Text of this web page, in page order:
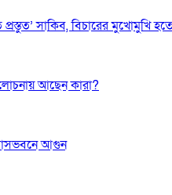
প্রস্তুত’ সাকিব, বিচারের মুখোমুখি
আছেন কারা?
বাসভবনে আগুন